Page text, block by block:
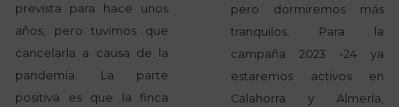
prevista para hace unos
años, pero tuvimos que
cancelarla a causa de la
pandemia. La parte
positiva es que la finca
pero dormiremos más
tranquilos. Para la
campaña 2023 -24 ya
estaremos activos en
Calahorra y Almería,